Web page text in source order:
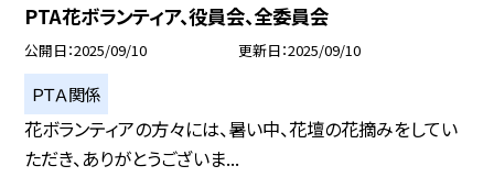
PTA花ボランティア、役員会、全委員会
公開日 2025/09/10 更新日 2025/09/10
ＰＴＡ関係
花ボランティアの方々には、暑い中、花壇の花摘みをしてい
ただき、ありがとうございま...